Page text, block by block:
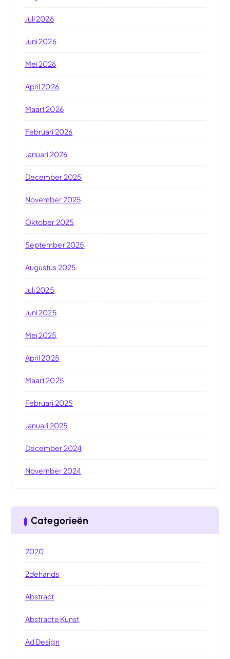
Juli 2026
Juni 2026
Mei 2026
April 2026
Maart 2026
Februari 2026
Januari 2026
December 2025
November 2025
Oktober 2025
September 2025
Augustus 2025
Juli 2025
Juni 2025
Mei 2025
April 2025
Maart 2025
Februari 2025
Januari 2025
December 2024
November 2024
Categorieën
2020
2dehands
Abstract
Abstracte Kunst
Ad Design